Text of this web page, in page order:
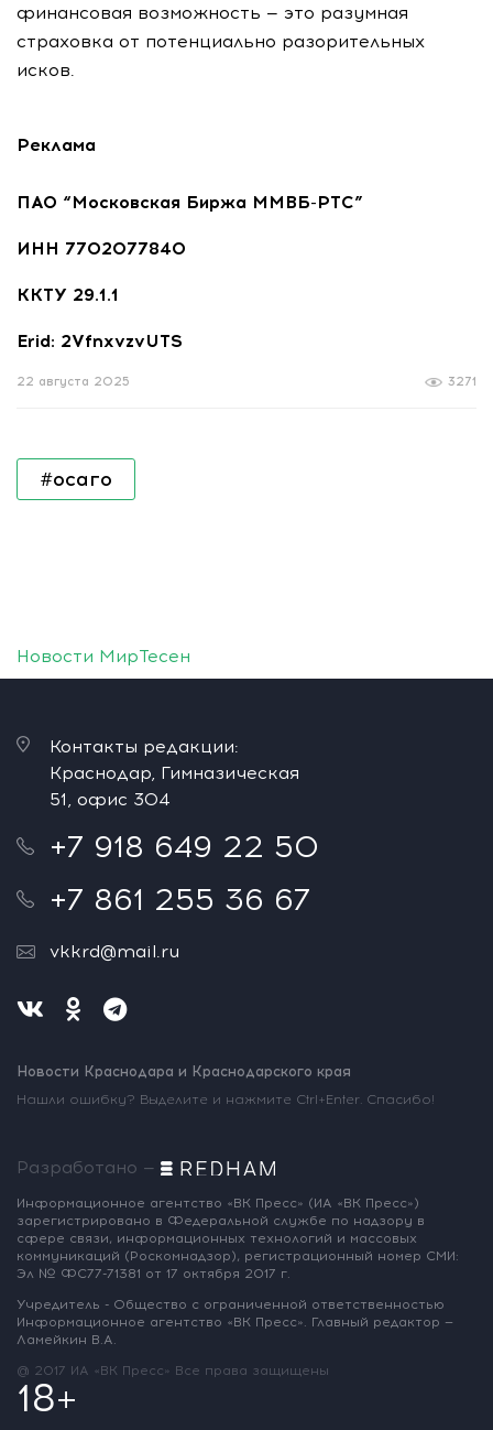
финансовая возможность — это разумная
страховка от потенциально разорительных
исков.
Реклама
ПАО “Московская Биржа ММВБ-РТС”
ИНН 7702077840
ККТУ 29.1.1
Erid: 2VfnxvzvUTS
3271
22 августа 2025
#осаго
Новости МирТесен
Контакты редакции:
Краснодар, Гимназическая
51, офис 304
+7 918 649 22 50
+7 861 255 36 67
vkkrd@mail.ru
Новости Краснодара и Краснодарского края
Нашли ошибку? Выделите и нажмите Ctrl+Enter. Спасибо!
Разработано —
Информационное агентство «ВК Пресс» (ИА «ВК Пресс»)
зарегистрировано в Федеральной службе по надзору в
сфере связи, информационных технологий и массовых
коммуникаций (Роскомнадзор), регистрационный номер СМИ:
Эл № ФС77-71381 от 17 октября 2017 г.
Учредитель - Общество с ограниченной ответственностью
Информационное агентство «ВК Пресс». Главный редактор —
Ламейкин В.А.
@ 2017 ИА «ВК Пресс» Все права защищены
18+